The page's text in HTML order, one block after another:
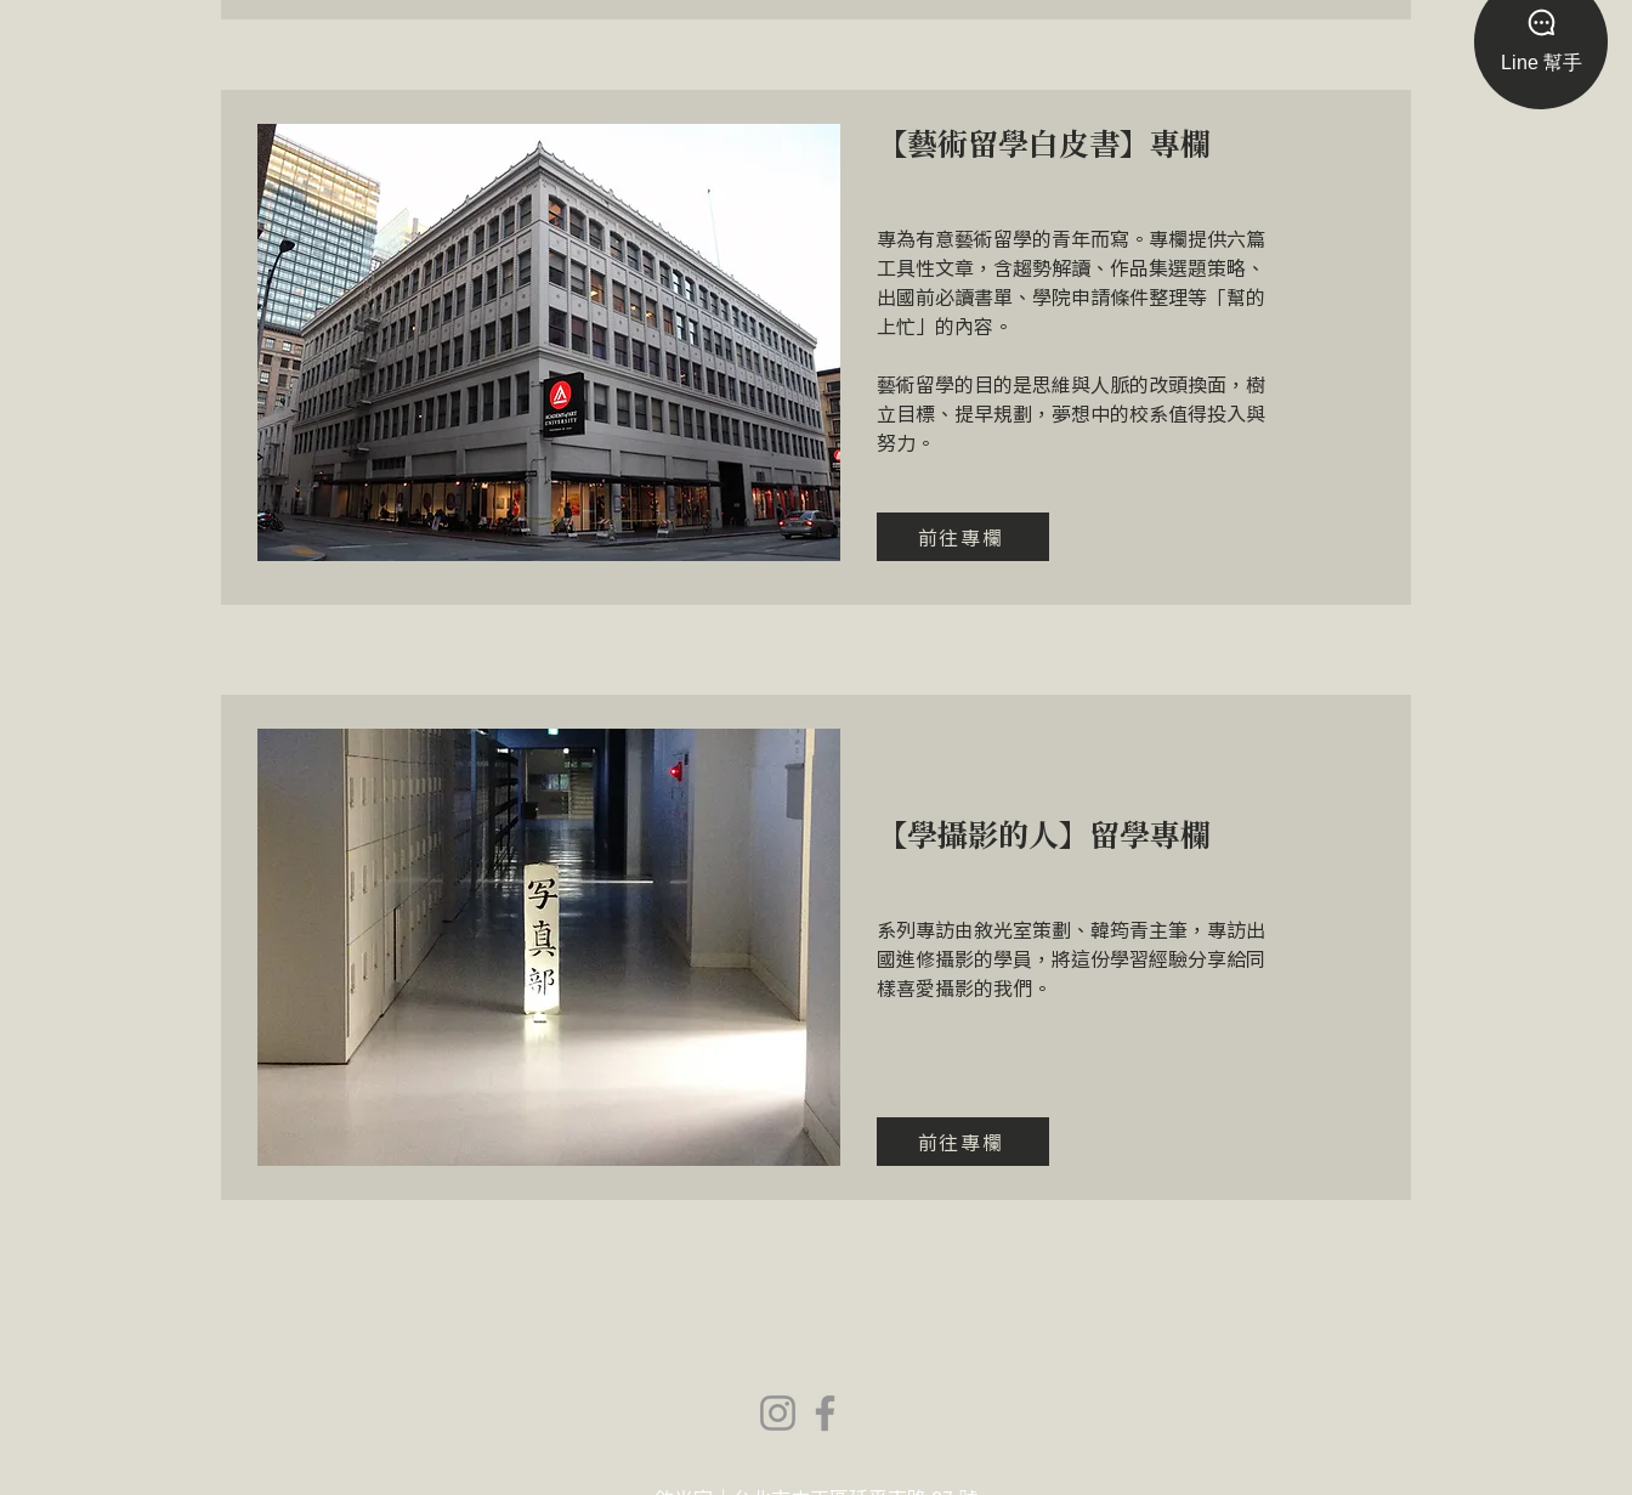
Line 幫手
【藝術留學白皮書】專欄
專為有意藝術留學的青年而寫。專欄提供六篇
工具性文章，含趨勢解讀、作品集選題策略、
出國前必讀書單、學院申請條件整理等「幫的
上忙」的內容。
藝術留學的目的是思維與人脈的改頭換面，樹
立目標、提早規劃，夢想中的校系值得投入與
努力。
前往專欄
【學攝影的人】留學專欄
系列專訪由敘光室策劃、韓筠青主筆，專訪出
國進修攝影的學員，將這份學習經驗分享給同
樣喜愛攝影的我們。
前往專欄